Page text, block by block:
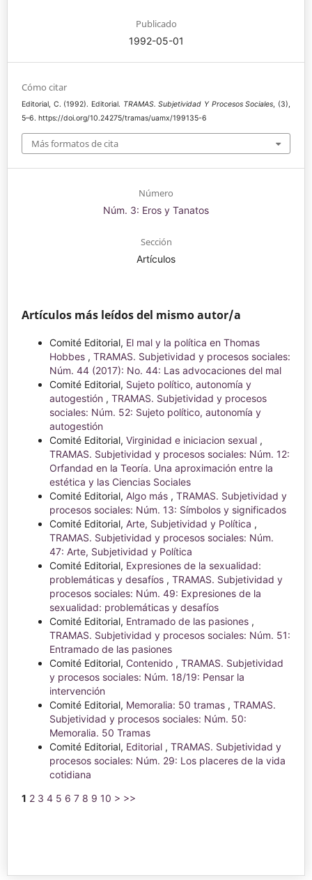
Publicado
1992-05-01
Cómo citar
Editorial, C. (1992). Editorial. TRAMAS. Subjetividad Y Procesos Sociales, (3),
5–6. https://doi.org/10.24275/tramas/uamx/199135-6
Más formatos de cita
Número
Núm. 3: Eros y Tanatos
Sección
Artículos
Artículos más leídos del mismo autor/a
Comité Editorial, El mal y la política en Thomas
Hobbes , TRAMAS. Subjetividad y procesos sociales:
Núm. 44 (2017): No. 44: Las advocaciones del mal
Comité Editorial, Sujeto político, autonomía y
autogestión , TRAMAS. Subjetividad y procesos
sociales: Núm. 52: Sujeto político, autonomía y
autogestión
Comité Editorial, Virginidad e iniciacion sexual ,
TRAMAS. Subjetividad y procesos sociales: Núm. 12:
Orfandad en la Teoría. Una aproximación entre la
estética y las Ciencias Sociales
Comité Editorial, Algo más , TRAMAS. Subjetividad y
procesos sociales: Núm. 13: Símbolos y significados
Comité Editorial, Arte, Subjetividad y Política ,
TRAMAS. Subjetividad y procesos sociales: Núm.
47: Arte, Subjetividad y Política
Comité Editorial, Expresiones de la sexualidad:
problemáticas y desafíos , TRAMAS. Subjetividad y
procesos sociales: Núm. 49: Expresiones de la
sexualidad: problemáticas y desafíos
Comité Editorial, Entramado de las pasiones ,
TRAMAS. Subjetividad y procesos sociales: Núm. 51:
Entramado de las pasiones
Comité Editorial, Contenido , TRAMAS. Subjetividad
y procesos sociales: Núm. 18/19: Pensar la
intervención
Comité Editorial, Memoralia: 50 tramas , TRAMAS.
Subjetividad y procesos sociales: Núm. 50:
Memoralia. 50 Tramas
Comité Editorial, Editorial , TRAMAS. Subjetividad y
procesos sociales: Núm. 29: Los placeres de la vida
cotidiana
1 2 3 4 5 6 7 8 9 10 > >>